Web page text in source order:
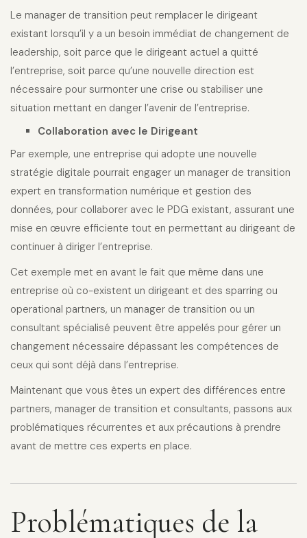
Le manager de transition peut remplacer le dirigeant
existant lorsqu’il y a un besoin immédiat de changement de
leadership, soit parce que le dirigeant actuel a quitté
l’entreprise, soit parce qu’une nouvelle direction est
nécessaire pour surmonter une crise ou stabiliser une
situation mettant en danger l’avenir de l’entreprise.
Collaboration avec le Dirigeant
Par exemple, une entreprise qui adopte une nouvelle
stratégie digitale pourrait engager un manager de transition
expert en transformation numérique et gestion des
données, pour collaborer avec le PDG existant, assurant une
mise en œuvre efficiente tout en permettant au dirigeant de
continuer à diriger l’entreprise.
Cet exemple met en avant le fait que même dans une
entreprise où co-existent un dirigeant et des sparring ou
operational partners, un manager de transition ou un
consultant spécialisé peuvent être appelés pour gérer un
changement nécessaire dépassant les compétences de
ceux qui sont déjà dans l’entreprise.
Maintenant que vous êtes un expert des différences entre
partners, manager de transition et consultants, passons aux
problématiques récurrentes et aux précautions à prendre
avant de mettre ces experts en place.
Problématiques de la